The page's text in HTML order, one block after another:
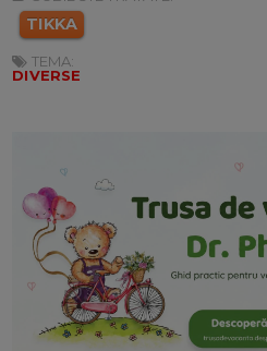
TIKKA
TEMA:
DIVERSE